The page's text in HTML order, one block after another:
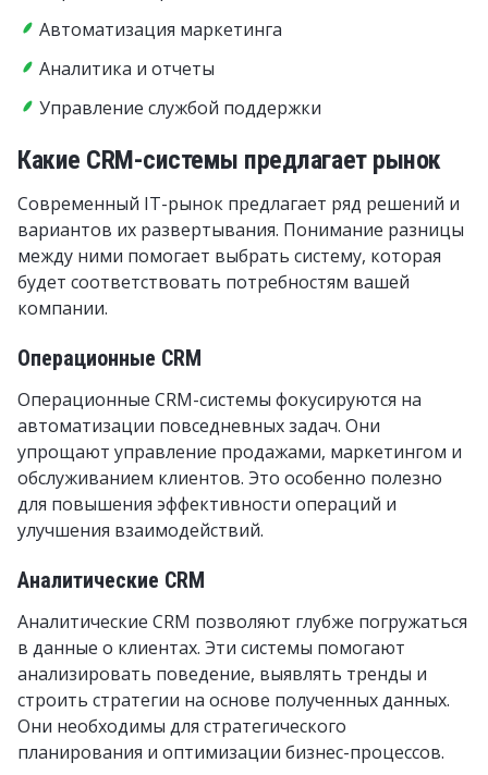
Автоматизация маркетинга
Аналитика и отчеты
Управление службой поддержки
Какие CRM-системы предлагает рынок
Современный IT-рынок предлагает ряд решений и
вариантов их развертывания. Понимание разницы
между ними помогает выбрать систему, которая
будет соответствовать потребностям вашей
компании.
Операционные CRM
Операционные CRM-системы фокусируются на
автоматизации повседневных задач. Они
упрощают управление продажами, маркетингом и
обслуживанием клиентов. Это особенно полезно
для повышения эффективности операций и
улучшения взаимодействий.
Аналитические CRM
Аналитические CRM позволяют глубже погружаться
в данные о клиентах. Эти системы помогают
анализировать поведение, выявлять тренды и
строить стратегии на основе полученных данных.
Они необходимы для стратегического
планирования и оптимизации бизнес-процессов.